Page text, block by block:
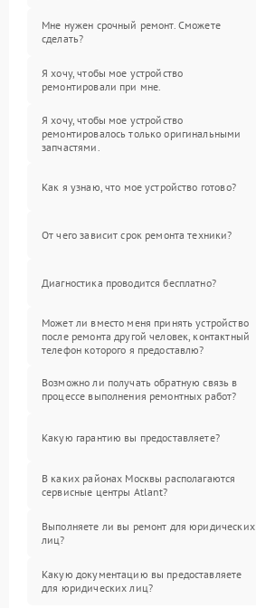
Мне нужен срочный ремонт. Сможете
сделать?
Я хочу, чтобы мое устройство
ремонтировали при мне.
Я хочу, чтобы мое устройство
ремонтировалось только оригинальными
запчастями.
Как я узнаю, что мое устройство готово?
От чего зависит срок ремонта техники?
Диагностика проводится бесплатно?
Может ли вместо меня принять устройство
после ремонта другой человек, контактный
телефон которого я предоставлю?
Возможно ли получать обратную связь в
процессе выполнения ремонтных работ?
Какую гарантию вы предоставляете?
В каких районах Москвы располагаются
сервисные центры Atlant?
Выполняете ли вы ремонт для юридических
лиц?
Какую документацию вы предоставляете
для юридических лиц?